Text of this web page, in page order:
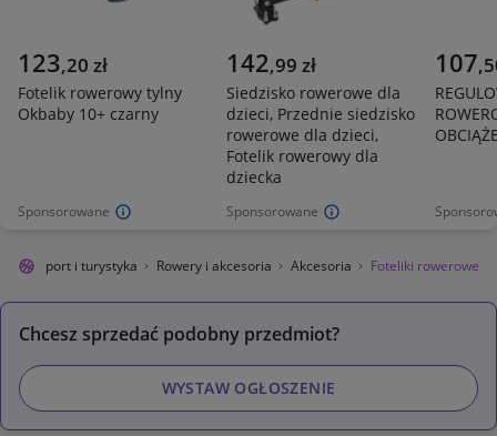
Sponsorowane
123,20 zł
Fotelik rowerowy tylny
Okbaby 10+ czarny
Sponsorowane
142,99 zł
Siedzisko rowerowe dla
dzieci, Przednie siedzisko
rowerowe dla dzieci,
Fotelik rowerowy dla
dziecka
107,
Sport i turystyka Rowery i akcesoria Akcesoria Foteliki rowerowe
Chcesz sprzedać podobny przedmiot?
WYSTAW OGŁOSZENIE